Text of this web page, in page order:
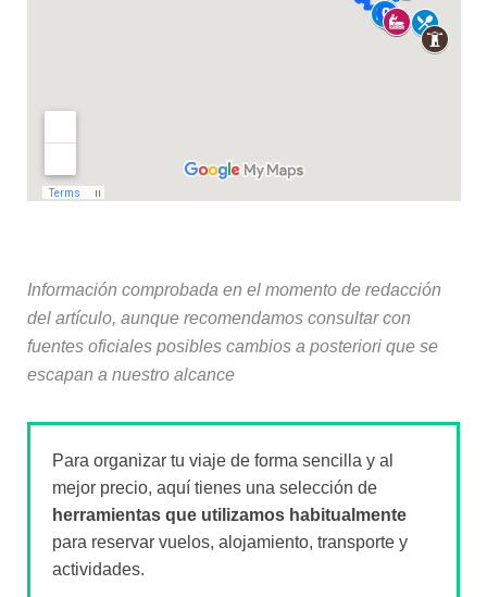
Información comprobada en el momento de redacción
del artículo, aunque recomendamos consultar con
fuentes oficiales posibles cambios a posteriori que se
escapan a nuestro alcance
Para organizar tu viaje de forma sencilla y al
mejor precio, aquí tienes una selección de
herramientas que utilizamos habitualmente
para reservar vuelos, alojamiento, transporte y
actividades.